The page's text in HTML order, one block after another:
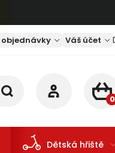
Váš účet
Dětská hřiště